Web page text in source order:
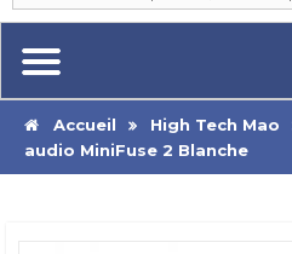
Accueil High Tech Mao
audio MiniFuse 2 Blanche